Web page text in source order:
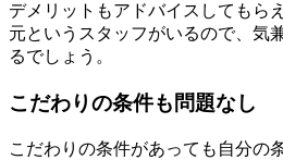
デメリットもアドバイスしてもら
元というスタッフがいるので、気
るでしょう。
こだわりの条件も問題なし
こだわりの条件があっても自分の